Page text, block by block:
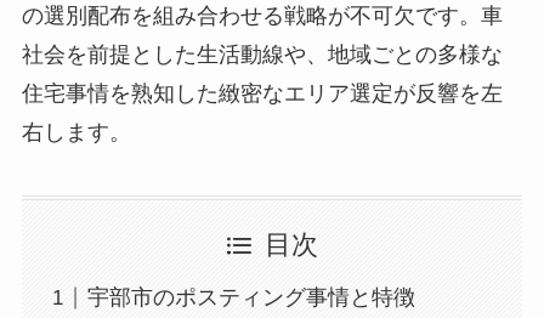
の選別配布を組み合わせる戦略が不可欠です。車
社会を前提とした生活動線や、地域ごとの多様な
住宅事情を熟知した緻密なエリア選定が反響を左
右します。
目次
宇部市のポスティング事情と特徴